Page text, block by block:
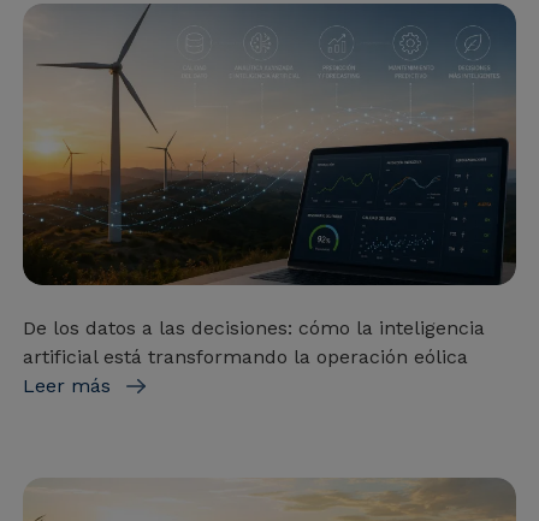
De los datos a las decisiones: cómo la inteligencia
artificial está transformando la operación eólica
Leer más